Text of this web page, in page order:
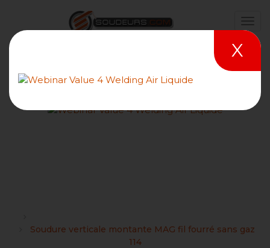
Soudure verticale montante MAG fil fourré sans gaz
114
X